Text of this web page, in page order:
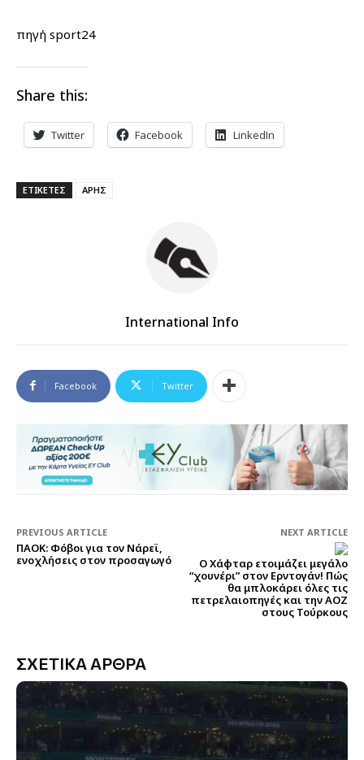
πηγή sport24
Share this:
Twitter Facebook LinkedIn
ΕΤΙΚΕΤΕΣ ΑΡΗΣ
International Info
Facebook Twitter
PREVIOUS ARTICLE
ΠΑΟΚ: Φόβοι για τον Νάρεϊ,
ενοχλήσεις στον προσαγωγό
NEXT ARTICLE
Ο Χάφταρ ετοιμάζει μεγάλο
“χουνέρι” στον Ερντογάν! Πώς
θα μπλοκάρει όλες τις
πετρελαιοπηγές και την ΑΟΖ
στους Τούρκους
ΣΧΕΤΙΚΑ ΑΡΘΡΑ